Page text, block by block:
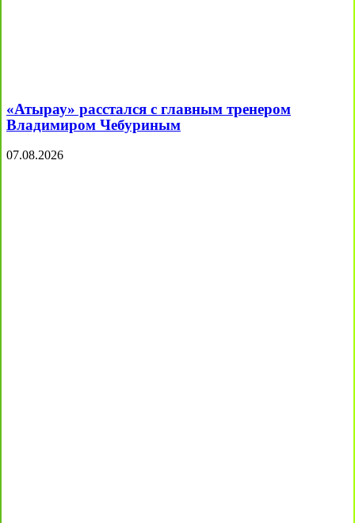
«Атырау» расстался с главным тренером
Владимиром Чебуриным
07.08.2026